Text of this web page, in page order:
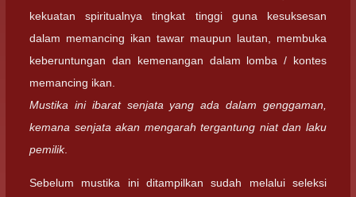
kekuatan spiritualnya tingkat tinggi guna kesuksesan
dalam memancing ikan tawar maupun lautan, membuka
keberuntungan dan kemenangan dalam lomba / kontes
memancing ikan.
Mustika ini ibarat senjata yang ada dalam genggaman,
kemana senjata akan mengarah tergantung niat dan laku
pemilik.
Sebelum mustika ini ditampilkan sudah melalui seleksi